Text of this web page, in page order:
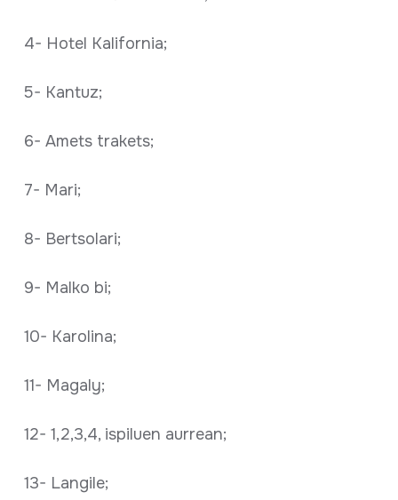
4- Hotel Kalifornia;
5- Kantuz;
6- Amets trakets;
7- Mari;
8- Bertsolari;
9- Malko bi;
10- Karolina;
11- Magaly;
12- 1,2,3,4, ispiluen aurrean;
13- Langile;